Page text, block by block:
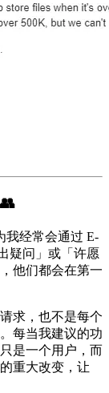
我经常会通过 E-
疑问」或「许愿
他们都会在第一
求，也不是每个
每当我建议的功
是一个用户，而
重大改变，让